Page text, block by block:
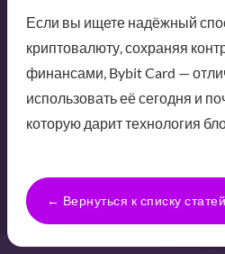
Если вы ищете надёжный
криптовалюту, сохраняя
финансами, Bybit Card —
использовать её сегодня и
которую дарит технология
← Вернуться к списку статей